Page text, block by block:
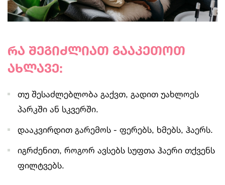
რა შეგიძლიათ გააკეთოთ
ახლავე:
თუ შესაძლებლობა გაქვთ, გადით უახლოეს
პარკში ან სკვერში.
დააკვირდით გარემოს - ფერებს, ხმებს, ჰაერს.
იგრძენით, როგორ ავსებს სუფთა ჰაერი თქვენს
ფილტვებს.